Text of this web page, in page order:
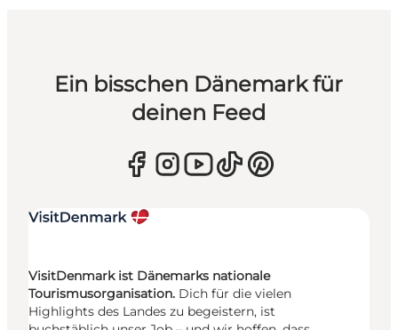
Ein bisschen Dänemark für
deinen Feed
VisitDenmark ist Dänemarks nationale
Tourismusorganisation. Dich für die vielen
Highlights des Landes zu begeistern, ist